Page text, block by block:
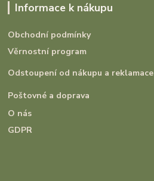
Informace k nákupu
Obchodní podmínky
Věrnostní program
Odstoupení od nákupu a reklamace
Poštovné a doprava
O nás
GDPR